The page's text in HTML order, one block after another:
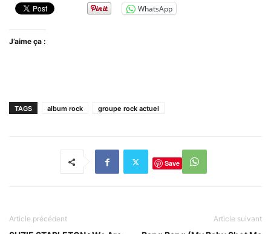
WhatsApp
J’aime ça :
TAGS album rock groupe rock actuel
Save
Article précédent Article suivant